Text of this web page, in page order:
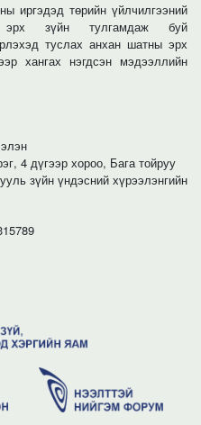
иргэдэд төрийн үйлчилгээний
зүйн тулгамдаж буй
туслах анхан шатны эрх
хангах нэгдсэн мэдээллийн
4 дүгээр хороо, Бага тойруу
зүйн үндэсний хүрээлэнгийн